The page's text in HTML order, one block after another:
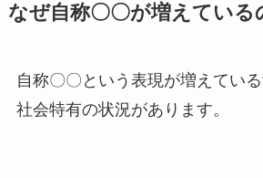
なぜ自称〇〇が増えている
自称〇〇という表現が増えてい
社会特有の状況があります。